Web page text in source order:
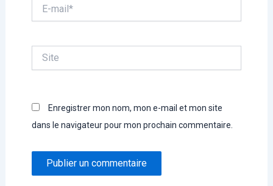
mail*
Enregistrer mon nom, mon e-mail et mon site
dans le navigateur pour mon prochain commentaire.